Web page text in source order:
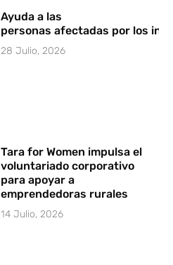
Ayuda a las
personas afectadas por los
28 Julio, 2026
Tara for Women impulsa el
voluntariado corporativo
para apoyar a
emprendedoras rurales
14 Julio, 2026